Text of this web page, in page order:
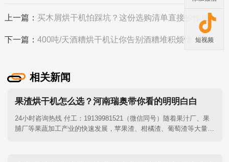
上一篇： 买木屑烘干机怕踩坑？这份选购清单直接抄作业！
下一篇： 400吨/天酒糟烘干机让你告别酒糟堆积烦恼
相关新闻
果渣烘干机怎么选？河南瑞奥带你看的明明白白
24小时咨询热线 付工：19139981521（微信同号）随着果汁厂、果
脯厂等果蔬加工产业的快速发展，苹果渣、柑橘渣、葡萄渣等大量果
短视频